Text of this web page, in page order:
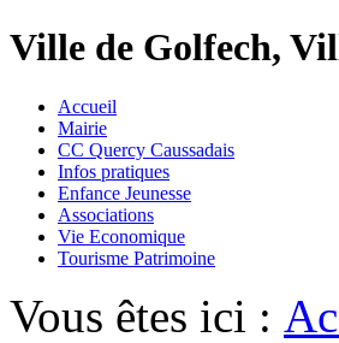
Ville de Golfech,
Accueil
Mairie
CC Quercy Caussadais
Infos pratiques
Enfance Jeunesse
Associations
Vie Economique
Tourisme Patrimoine
Vous êtes ici :